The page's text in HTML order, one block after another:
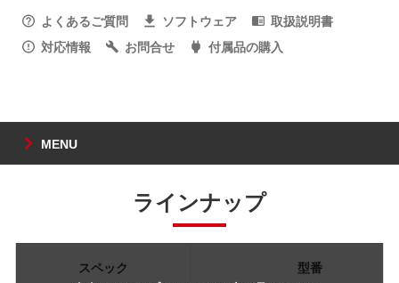
よくあるご質問
ソフトウェア
取扱説明書
対応情報
お問合せ 付属品の購入
MENU
ラインナップ
スペック 型番